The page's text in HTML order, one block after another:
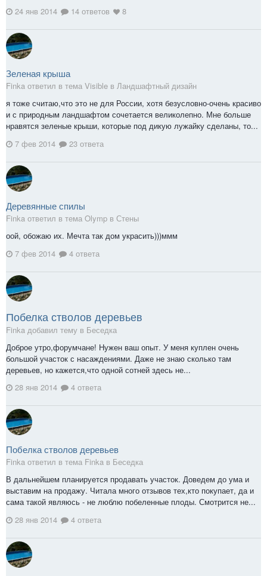
24 янв 2014
14 ответов 8
Зеленая крыша
Finka ответил в тема Visible в Ландшафтный дизайн
я тоже считаю,что это не для России, хотя безусловно-очень красиво
и с природным ландшафтом сочетается великолепно. Мне больше
нравятся зеленые крыши, которые под дикую лужайку сделаны, то...
7 фев 2014
23 ответа
Деревянные спилы
Finka ответил в тема Olymp в Стены
оой, обожаю их. Мечта так дом украсить)))ммм
7 фев 2014
4 ответа
Побелка стволов деревьев
Finka добавил тему в Беседка
Доброе утро,форумчане! Нужен ваш опыт. У меня куплен очень
большой участок с насаждениями. Даже не знаю сколько там
деревьев, но кажется,что одной сотней здесь не...
28 янв 2014
4 ответа
Побелка стволов деревьев
Finka ответил в тема Finka в Беседка
В дальнейшем планируется продавать участок. Доведем до ума и
выставим на продажу. Читала много отзывов тех,кто покупает, да и
сама такой являюсь - не люблю побеленные плоды. Смотрится не...
28 янв 2014
4 ответа